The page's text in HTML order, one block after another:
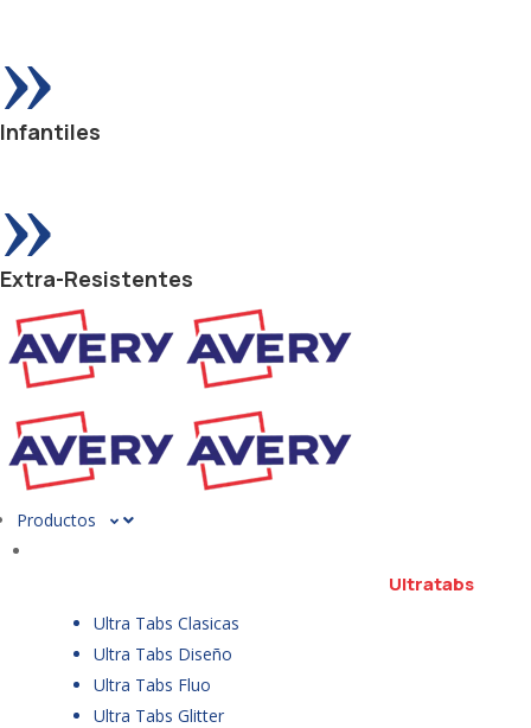
»
Infantiles
»
Extra-Resistentes
Productos
Ultratabs
Ultra Tabs Clasicas
Ultra Tabs Diseño
Ultra Tabs Fluo
Ultra Tabs Glitter